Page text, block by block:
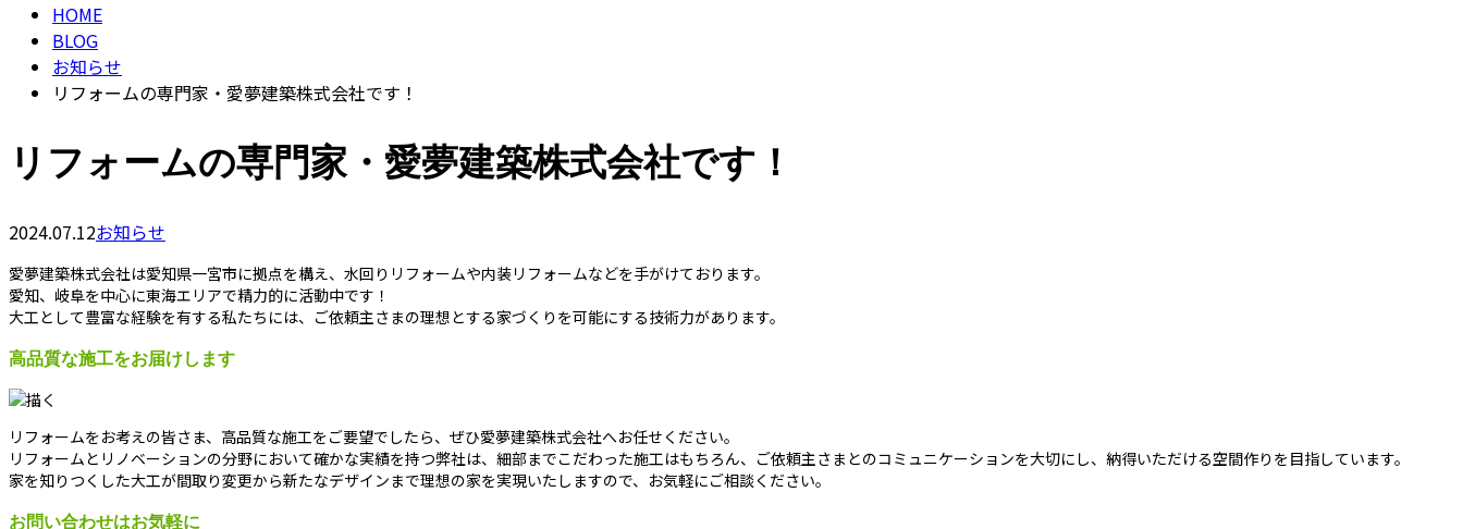
HOME
BLOG
お知らせ
リフォームの専門家・愛夢建築株式会社です！
リフォームの専門家・愛夢建築株式会社です！
2024.07.12お知らせ
愛夢建築株式会社は愛知県一宮市に拠点を構え、水回りリフォームや内装リフォームなどを手がけております。
愛知、岐阜を中心に東海エリアで精力的に活動中です！
大工として豊富な経験を有する私たちには、ご依頼主さまの理想とする家づくりを可能にする技術力があります。
高品質な施工をお届けします
リフォームをお考えの皆さま、高品質な施工をご要望でしたら、ぜひ愛夢建築株式会社へお任せください。
リフォームとリノベーションの分野において確かな実績を持つ弊社は、細部までこだわった施工はもちろん、ご依頼主さまとのコミュニケーションを大切にし、納得いただける空間作りを目指しています。
家を知りつくした大工が間取り変更から新たなデザインまで理想の家を実現いたしますので、お気軽にご相談ください。
お問い合わせはお気軽に